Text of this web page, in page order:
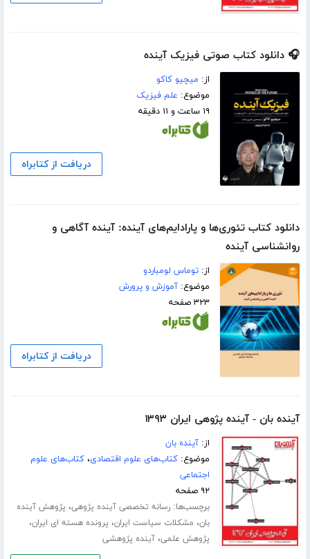
🎧 دانلود کتاب صوتی فیزیک آینده
از: میچیو کاکو
موضوع: علم فیزیک
۱۹ ساعت و ۱۱ دقیقه
دریافت از کتابراه
دانلود کتاب تئوری‌ها و پارادایم‌های آینده: آینده آگاهی و
روانشناسی آینده
از:توماس لومباردو
موضوع:آموزش و پرورش
۳۲۳ صفحه
دریافت از کتابراه
آینده بان - آینده پژوهی ایران ۱۳۹۳
از:آینده بان
موضوع:کتاب‌های علوم اقتصادی،کتاب‌های علوم
اجتماعی
۹۲ صفحه
برچسب‌ها:رسانه تخصصی آینده پژوهی، پژوهش آینده
بان، مشکلات سیاست ایران، پرونده هسته ای ایران،
پژوهش علمی،آینده پژوهشی